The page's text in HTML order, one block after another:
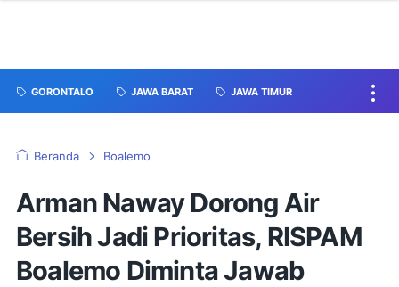
GORONTALO JAWA BARAT JAWA TIMUR
Beranda Boalemo
Arman Naway Dorong Air
Bersih Jadi Prioritas, RISPAM
Boalemo Diminta Jawab